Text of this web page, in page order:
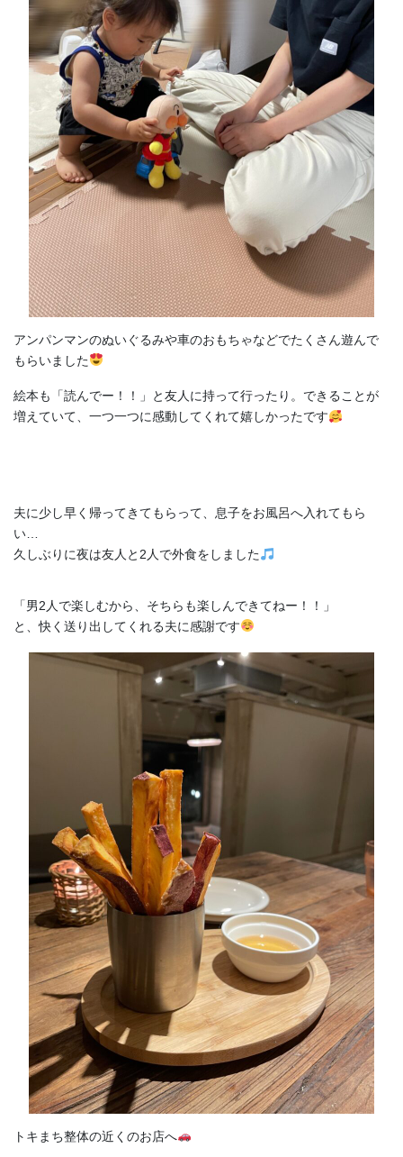
アンパンマンのぬいぐるみや車のおもちゃなどでたくさん遊んで
もらいました
絵本も「読んでー！！」と友人に持って行ったり。できることが
増えていて、一つ一つに感動してくれて嬉しかったです
夫に少し早く帰ってきてもらって、息子をお風呂へ入れてもら
い…
久しぶりに夜は友人と2人で外食をしました
「男2人で楽しむから、そちらも楽しんできてねー！！」
と、快く送り出してくれる夫に感謝です
トキまち整体の近くのお店へ